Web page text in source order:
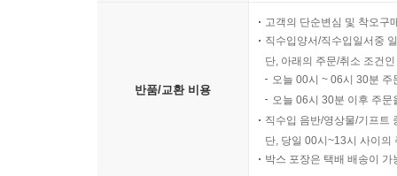
반품/교환 비용
고객의 단순변심 및 착오구
직수입양서/직수입일서중
단, 아래의 주문/취소 조건
오늘 00시 ~ 06시 30분
오늘 06시 30분 이후 주
직수입 음반/영상물/기프트
단, 당일 00시~13시 사이의
박스 포장은 택배 배송이